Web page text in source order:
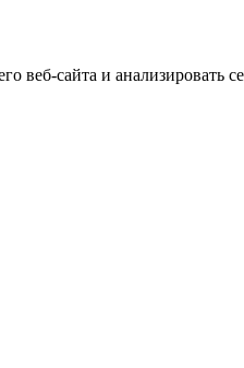
веб-сайта и анализировать